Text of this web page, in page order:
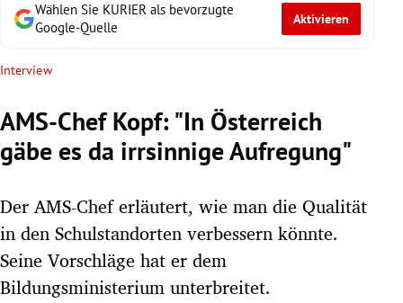
Untermenü
Untermenü
Untermenü
Untermenü
Untermenü
Untermenü
Untermenü
Wählen Sie KURIER als bevorzugte
Google-Quelle
Aktivieren
Interview
AMS-Chef Kopf: "In Österreich
gäbe es da irrsinnige Aufregung"
Der AMS-Chef erläutert, wie man die Qualität
in den Schulstandorten verbessern könnte.
Seine Vorschläge hat er dem
Bildungsministerium unterbreitet.